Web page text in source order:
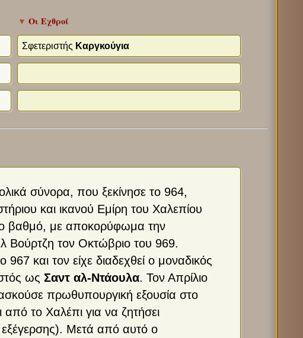
▼ Οι Εχθροί
Σφετεριστής Καργκούγια
σύνορα, που ξεκίνησε το 964,
και ικανού Εμίρη του Χαλεπίου
βαθμό, με αποκορύφωμα την
Βούρτζη τον Οκτώβριο του 969.
και τον είχε διαδεχθεί ο μοναδικός
ως Σαντ αλ-Ντάουλα. Τον Απρίλιο
πρωθυπουργική εξουσία στο
το Χαλέπι για να ζητήσει
Μετά από αυτό ο